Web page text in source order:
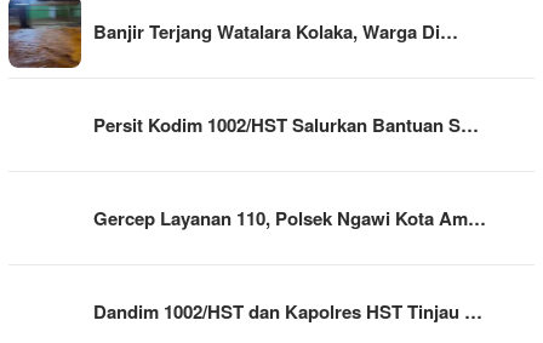
Banjir Terjang Watalara Kolaka, Warga Di…
Persit Kodim 1002/HST Salurkan Bantuan S…
Gercep Layanan 110, Polsek Ngawi Kota Am…
Dandim 1002/HST dan Kapolres HST Tinjau …